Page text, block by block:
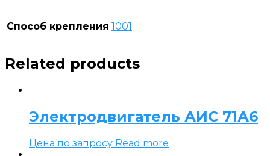
Способ крепления 1001
Related products
Электродвигатель АИС 71А6
Цена по запросу Read more